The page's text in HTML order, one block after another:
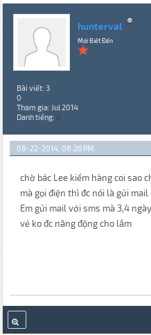
hunterval
Mới Biết Đến
Bài viết: 3
0
Tham gia: Jul 2014
Danh tiếng: 0
08-22-2014, 08:26 PM
chờ bác Lee kiểm hàng coi sao
mà gọi điện thì đc nói là gửi mail
Em gửi mail với sms mà 3,4
vẻ ko đc năng động cho lắm